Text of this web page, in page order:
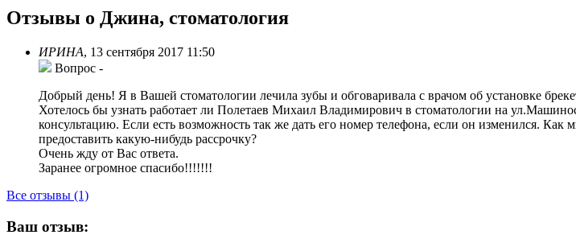
Отзывы о Джина, стоматология
ИРИНА, 13 сентября 2017 11:50
Вопрос -
Добрый день! Я в Вашей стоматологии лечила зубы и обговаривала с врачом об установке
Хотелось бы узнать работает ли Полетаев Михаил Владимирович в стоматологии на
консультацию. Если есть возможность так же дать его номер телефона, если он изменился.
предоставить какую-нибудь рассрочку?
Очень жду от Вас ответа.
Заранее огромное спасибо!!!!!!!
Все отзывы (1)
Ваш отзыв: